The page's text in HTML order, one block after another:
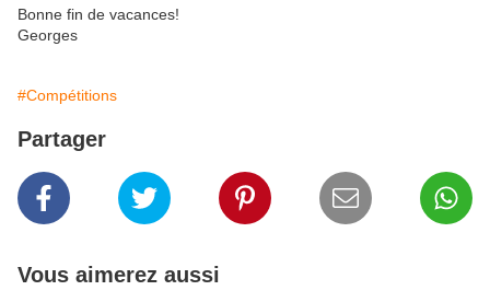
Bonne fin de vacances!
Georges
#Compétitions
Partager
Vous aimerez aussi